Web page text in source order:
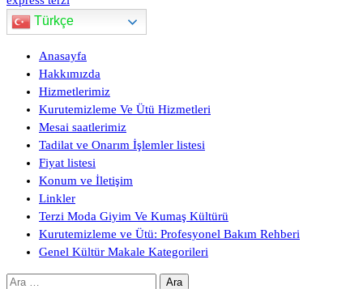
Türkçe
Anasayfa
Hakkımızda
Hizmetlerimiz
Kurutemizleme Ve Ütü Hizmetleri
Mesai saatlerimiz
Tadilat ve Onarım İşlemler listesi
Fiyat listesi
Konum ve İletişim
Linkler
Terzi Moda Giyim Ve Kumaş Kültürü
Kurutemizleme ve Ütü: Profesyonel Bakım Rehberi
Genel Kültür Makale Kategorileri
Arama: